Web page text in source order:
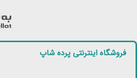
فروشگاه اینترنتی پرده شاپ